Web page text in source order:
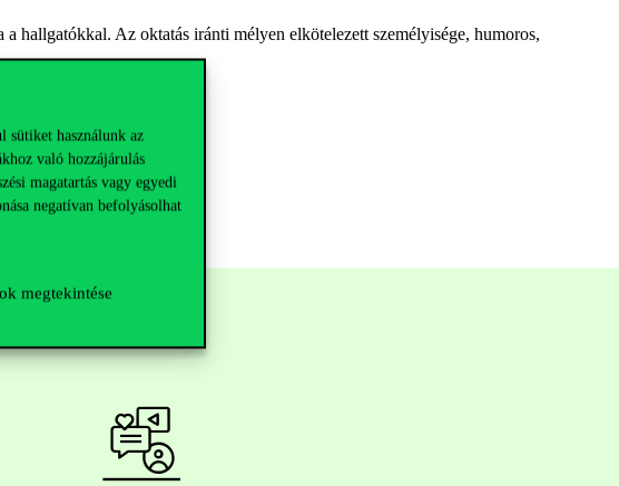
sütiket használunk az
való hozzájárulás
magatartás vagy egyedi
negatívan befolyásolhat
megtekintése
hallgatókkal. Az oktatás iránti mélyen elkötelezett személyisége, humoros,